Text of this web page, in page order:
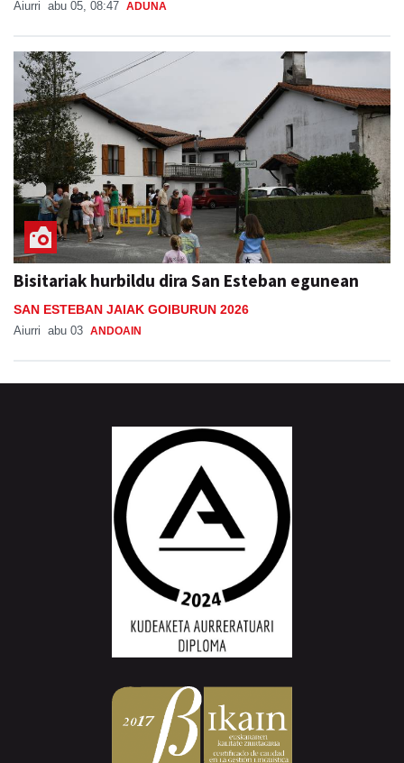
Aiurri abu 05, 08:47 ADUNA
Bisitariak hurbildu dira San Esteban egunean
SAN ESTEBAN JAIAK GOIBURUN 2026
Aiurri abu 03 ANDOAIN